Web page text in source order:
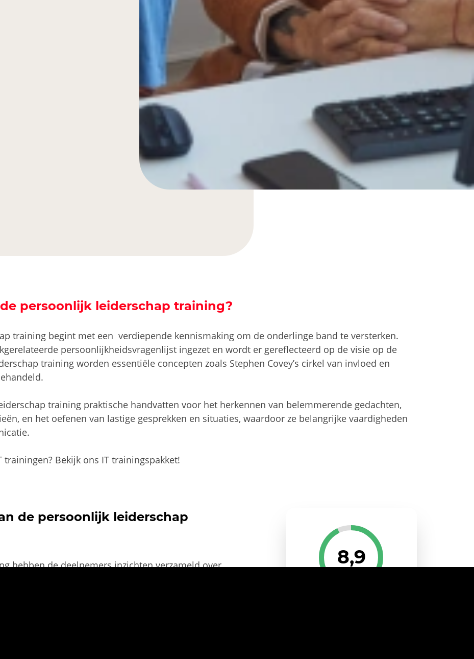
persoonlijk leiderschap training?
training begint met een verdiepende kennismaking om de onderlinge band te versterken.
persoonlijkheidsvragenlijst ingezet en wordt er gereflecteerd op de visie op de
training worden essentiële concepten zoals Stephen Covey’s cirkel van invloed en
training praktische handvatten voor het herkennen van belemmerende gedachten,
en het oefenen van lastige gesprekken en situaties, waardoor ze belangrijke vaardigheden
trainingen? Bekijk ons IT trainingspakket!
de persoonlijk leiderschap
hebben de deelnemers inzichten verzameld over
8,9